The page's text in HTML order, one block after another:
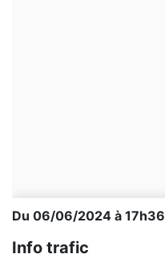
Du 06/06/2024 à 17h36
Info trafic